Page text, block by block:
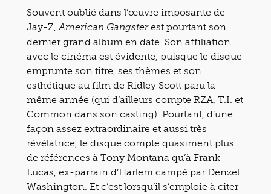
Souvent oublié dans l’œuvre imposante de
Jay-Z, American Gangsterest pourtant son
dernier grand album en date. Son affiliation
avec le cinéma est évidente, puisque le disque
emprunte son titre, ses thèmes et son
esthétique au film de Ridley Scott paru la
même année (qui d’ailleurs compte RZA, T.I. et
Common dans son casting). Pourtant, d’une
façon assez extraordinaire et aussi très
révélatrice, le disque compte quasiment plus
de références à Tony Montana qu’à Frank
Lucas, ex-parrain d’Harlem campé par Denzel
Washington. Et c’est lorsqu’il s’emploie à citer